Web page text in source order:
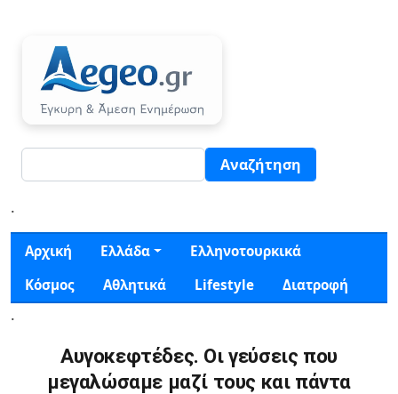
Αναζήτηση
.
Κεντρική πλοήγηση
Αρχική Ελλάδα
Ελληνοτουρκικά
Κόσμος
Αθλητικά Lifestyle Διατροφή
.
Αυγοκεφτέδες. Οι γεύσεις που
μεγαλώσαμε μαζί τους και πάντα